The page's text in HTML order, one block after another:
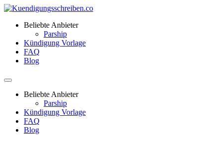
Beliebte Anbieter
Parship
Kündigung Vorlage
FAQ
Blog
Beliebte Anbieter
Parship
Kündigung Vorlage
FAQ
Blog